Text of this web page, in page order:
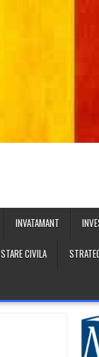
INVATAMANT
STARE CIVILA